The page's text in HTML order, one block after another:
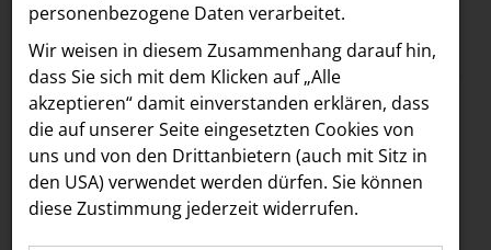
MELDUNGEN
LOEBELL NORDBERG
INNER
aehre
Astoria Artshow
B/S/H Hausgeräte
Meldungen / NOVA Orchester Wien
Text Bilder
04.09.2025
Wiens jüngstes
professionelles
personenbezogene Daten verarbeitet.
Wir weisen in diesem Zusammenhang darauf hin,
dass Sie sich mit dem Klicken auf „Alle
akzeptieren“ damit ein­ver­standen erklären, dass
die auf unserer Seite eingesetzten Cookies von
uns und von den Drittanbietern (auch mit Sitz in
den USA) verwendet werden dürfen. Sie können
diese Zustimmung jederzeit widerrufen.